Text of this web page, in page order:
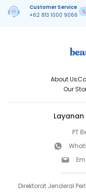
Customer Service
+62 813 1000 9066
About Us
Our
PT
Direktorat Jenderal